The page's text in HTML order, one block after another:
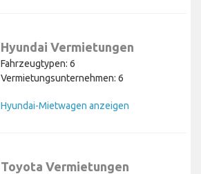
Hyundai Vermietungen
Fahrzeugtypen: 6
Vermietungsunternehmen: 6
Hyundai-Mietwagen anzeigen
Toyota Vermietungen